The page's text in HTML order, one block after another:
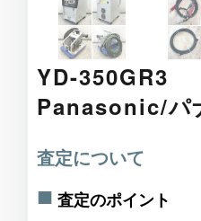
YD-350GR3
Panasonic/パ
査定について
査定のポイント